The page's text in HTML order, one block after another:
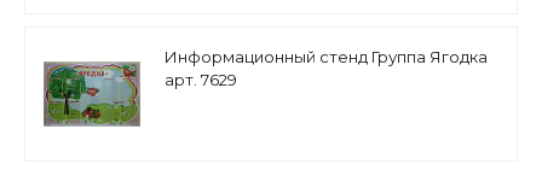
Информационный стенд Группа Ягодка
арт. 7629